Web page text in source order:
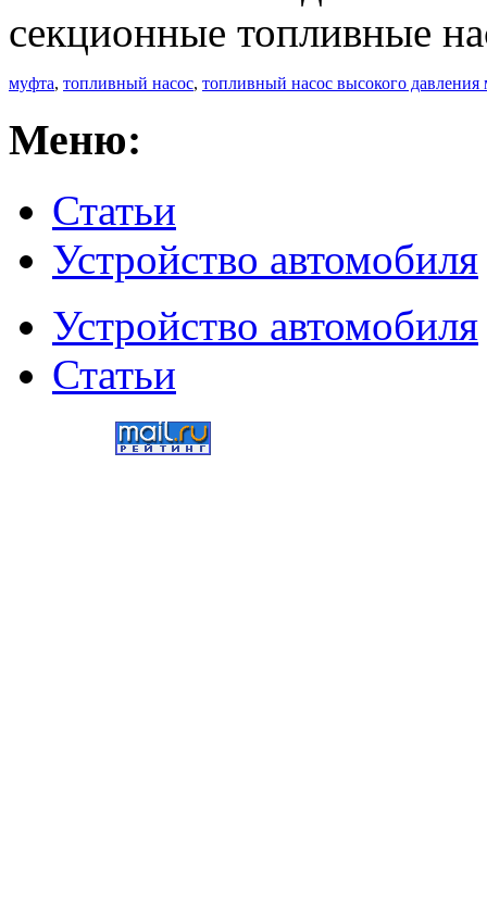
секционные топливные
муфта, топливный насос, топливный насос высокого давления
Меню:
Статьи
Устройство автомобиля
Устройство автомобиля
Статьи